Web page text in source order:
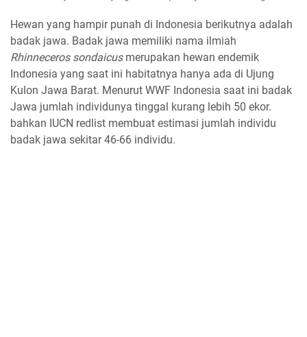
Hewan yang hampir punah di Indonesia berikutnya adalah
badak jawa. Badak jawa memiliki nama ilmiah
Rhinneceros sondaicusmerupakan hewan endemik
Indonesia yang saat ini habitatnya hanya ada di Ujung
Kulon Jawa Barat. Menurut WWF Indonesia saat ini badak
Jawa jumlah individunya tinggal kurang lebih 50 ekor.
bahkan IUCN redlist membuat estimasi jumlah individu
badak jawa sekitar 46-66 individu.